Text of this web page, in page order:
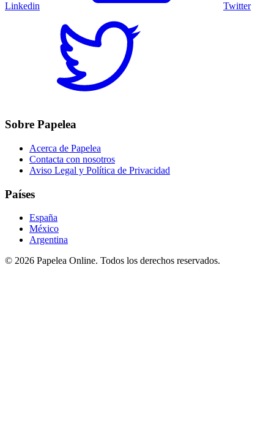
Linkedin Twitter
Sobre Papelea
Acerca de Papelea
Contacta con nosotros
Aviso Legal y Política de Privacidad
Países
España
México
Argentina
© 2026 Papelea Online. Todos los derechos reservados.